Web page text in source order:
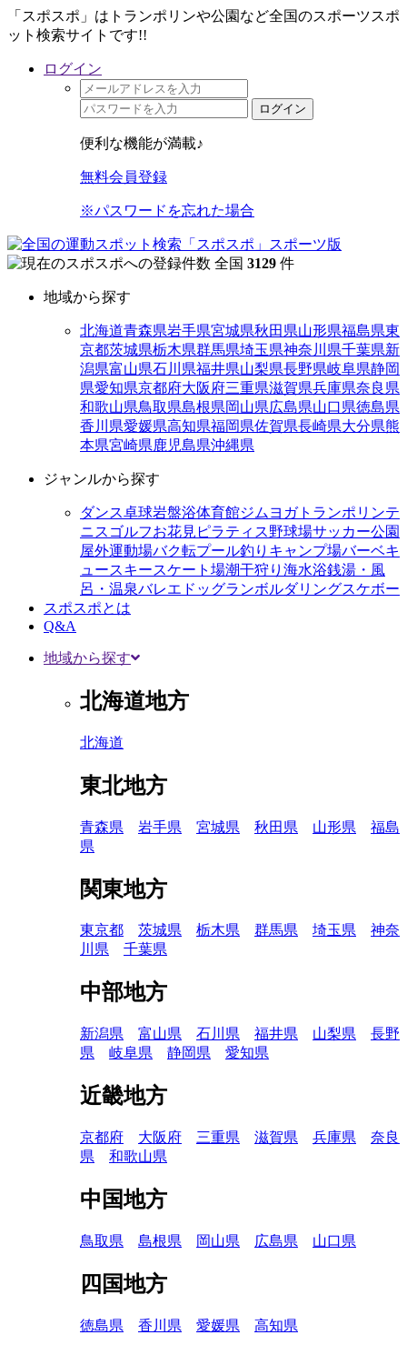
「スポスポ」はトランポリンや公園など全国のスポーツスポ
ット検索サイトです!!
ログイン
ログイン
便利な機能が満載♪
無料会員登録
※パスワードを忘れた場合
全国 3129 件
地域から探す
北海道青森県岩手県宮城県秋田県山形県福島県東
京都茨城県栃木県群馬県埼玉県神奈川県千葉県新
潟県富山県石川県福井県山梨県長野県岐阜県静岡
県愛知県京都府大阪府三重県滋賀県兵庫県奈良県
和歌山県鳥取県島根県岡山県広島県山口県徳島県
香川県愛媛県高知県福岡県佐賀県長崎県大分県熊
本県宮崎県鹿児島県沖縄県
ジャンルから探す
ダンス卓球岩盤浴体育館ジム ヨガトランポリンテ
ニス ゴルフお花見 ピラティス野球場サッカー公園
屋外運動場バク転プール釣り キャンプ場バーベキ
ュースキースケート場潮干狩り 海水浴銭湯・風
呂・温泉バレエ ドッグランボルダリングスケボー
スポスポとは
Q&A
地域から探す
北海道地方
北海道
東北地方
青森県 岩手県 宮城県 秋田県 山形県
福島
県
関東地方
東京都 茨城県 栃木県 群馬県 埼玉県
神奈
川県
千葉県
中部地方
新潟県 富山県 石川県 福井県 山梨県
長野
県
岐阜県 静岡県 愛知県
近畿地方
京都府 大阪府 三重県 滋賀県 兵庫県
奈良
県
和歌山県
中国地方
鳥取県 島根県 岡山県 広島県 山口県
四国地方
徳島県 香川県 愛媛県 高知県